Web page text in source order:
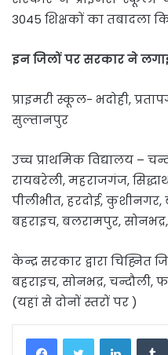
3045 शिक्षकों का तबादला
इन जिलों पर सरकार ने
प्राइमरी स्कूल- भदोही,
सुल्तानपुर
उच्च प्राथमिक विद्यालय –
रायबरेली, महराजगंज,
पीलीभीत, हरदोई, कुशीनगर,
बहराइच, बलरामपुर,
केन्द्र सरकार द्वारा चिह्नित
बहराइच, सोनभद्र, चन्दौली,
(यहां से दोनों स्तरों पर )
LinkedIn